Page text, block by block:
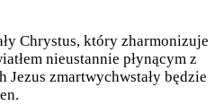
Chrystus, który zharmonizuje
nieustannie płynącym z
Jezus zmartwychwstały będzie